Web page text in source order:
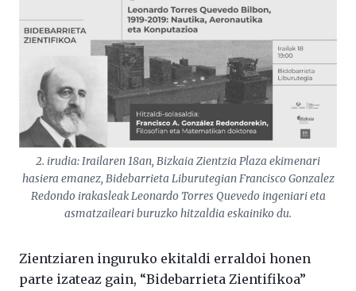
2. irudia: Irailaren 18an, Bizkaia Zientzia Plaza ekimenari
hasiera emanez, Bidebarrieta Liburutegian Francisco Gonzalez
Redondo irakasleak Leonardo Torres Quevedo ingeniari eta
asmatzaileari buruzko hitzaldia eskainiko du.
Zientziaren inguruko ekitaldi erraldoi honen
parte izateaz gain, “Bidebarrieta Zientifikoa”